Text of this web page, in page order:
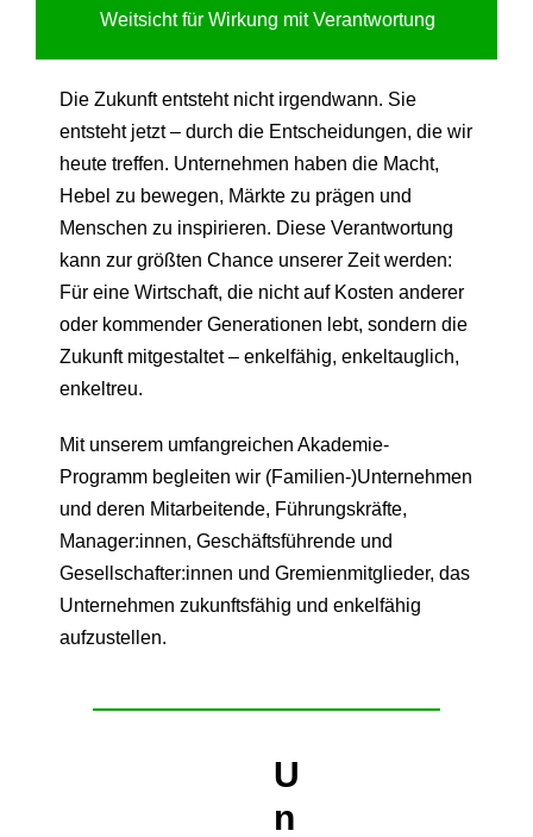
Weitsicht für Wirkung mit Verantwortung
Die Zukunft entsteht nicht irgendwann. Sie
entsteht jetzt – durch die Entscheidungen, die wir
heute treffen. Unternehmen haben die Macht,
Hebel zu bewegen, Märkte zu prägen und
Menschen zu inspirieren. Diese Verantwortung
kann zur größten Chance unserer Zeit werden:
Für eine Wirtschaft, die nicht auf Kosten anderer
oder kommender Generationen lebt, sondern die
Zukunft mitgestaltet – enkelfähig, enkeltauglich,
enkeltreu.
Mit unserem umfangreichen Akademie-
Programm begleiten wir (Familien-)Unternehmen
und deren Mitarbeitende, Führungskräfte,
Manager:innen, Geschäftsführende und
Gesellschafter:innen und Gremienmitglieder, das
Unternehmen zukunftsfähig und enkelfähig
aufzustellen.
U
n